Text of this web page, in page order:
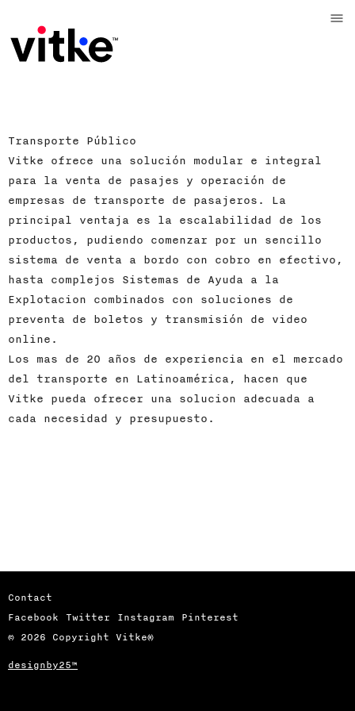
Transporte Público
Vitke ofrece una solución modular e integral
para la venta de pasajes y operación de
empresas de transporte de pasajeros. La
principal ventaja es la escalabilidad de los
productos, pudiendo comenzar por un sencillo
sistema de venta a bordo con cobro en efectivo,
hasta complejos Sistemas de Ayuda a la
Explotacion combinados con soluciones de
preventa de boletos y transmisión de video
online.
Los mas de 20 años de experiencia en el mercado
del transporte en Latinoamérica, hacen que
Vitke pueda ofrecer una solucion adecuada a
cada necesidad y presupuesto.
Contact
Facebook
Twitter Instagram
Pinterest
© 2026 Copyright Vitke®
designby25™